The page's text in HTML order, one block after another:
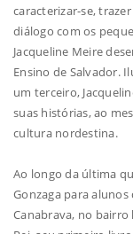
caracterizar-se,
diálogo com os
Jacqueline Meire
Ensino de Salvador.
um terceiro,
suas histórias, ao
cultura nordestina.
Ao longo da última
Gonzaga para alunos
Canabrava, no